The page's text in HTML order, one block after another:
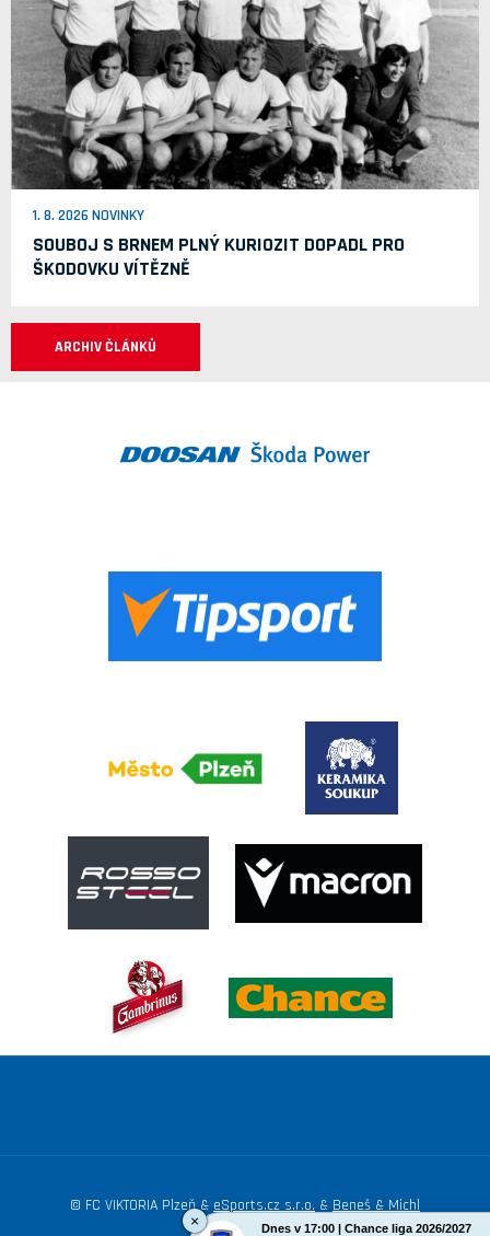
1. 8. 2026 NOVINKY
SOUBOJ S BRNEM PLNÝ KURIOZIT DOPADL PRO
ŠKODOVKU VÍTĚZNĚ
ARCHIV ČLÁNKŮ
© FC VIKTORIA Plzeň & eSports.cz s.r.o. & Beneš & Michl
× Dnes v 17:00 | Chance liga 2026/2027